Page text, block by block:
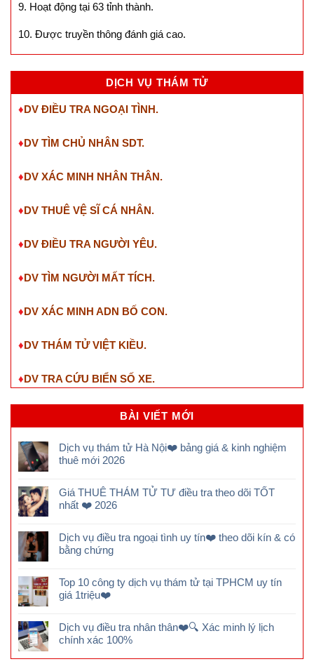
9. Hoạt động tại 63 tỉnh thành.
10. Được truyền thông đánh giá cao.
DỊCH VỤ THÁM TỬ
♦DV ĐIỀU TRA NGOẠI TÌNH.
♦DV TÌM CHỦ NHÂN SDT.
♦DV XÁC MINH NHÂN THÂN.
♦DV THUÊ VỆ SĨ CÁ NHÂN.
♦DV ĐIỀU TRA NGƯỜI YÊU.
♦DV TÌM NGƯỜI MẤT TÍCH.
♦DV XÁC MINH ADN BỐ CON.
♦DV THÁM TỬ VIỆT KIỀU.
♦DV TRA CỨU BIỂN SỐ XE.
BÀI VIẾT MỚI
Dịch vụ thám tử Hà Nội❤️ bảng giá & kinh nghiệm
thuê mới 2026
Giá THUÊ THÁM TỬ TƯ điều tra theo dõi TỐT
nhất ❤️ 2026
Dịch vụ điều tra ngoại tình uy tín❤️ theo dõi kín & có
bằng chứng
Top 10 công ty dịch vụ thám tử tại TPHCM uy tín
giá 1triệu❤️
Dịch vụ điều tra nhân thân❤️🔍 Xác minh lý lịch
chính xác 100%